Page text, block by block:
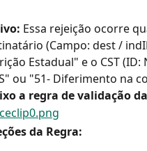
Essa rejeição ocorre
(Campo: dest /
Estadual" e o CST
ou "51- Diferimento na
a regra de validação
da Regra: